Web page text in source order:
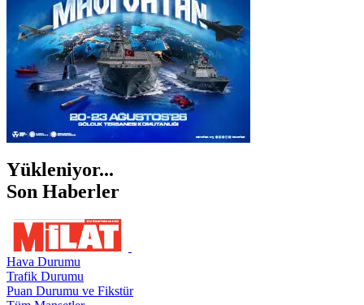
Yükleniyor...
Son Haberler
Hava Durumu
Trafik Durumu
Puan Durumu ve Fikstür